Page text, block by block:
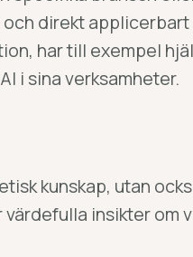
direkt applicerbart
, har till exempel
i sina verksamheter.
kunskap, utan
insikter om